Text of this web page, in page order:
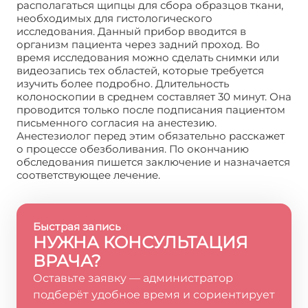
располагаться щипцы для сбора образцов ткани,
необходимых для гистологического
исследования. Данный прибор вводится в
организм пациента через задний проход. Во
время исследования можно сделать снимки или
видеозапись тех областей, которые требуется
изучить более подробно. Длительность
колоноскопии в среднем составляет 30 минут. Она
проводится только после подписания пациентом
письменного согласия на анестезию.
Анестезиолог перед этим обязательно расскажет
о процессе обезболивания. По окончанию
обследования пишется заключение и назначается
соответствующее лечение.
Быстрая запись
НУЖНА КОНСУЛЬТАЦИЯ
ВРАЧА?
Оставьте заявку — администратор
подберёт удобное время и сориентирует